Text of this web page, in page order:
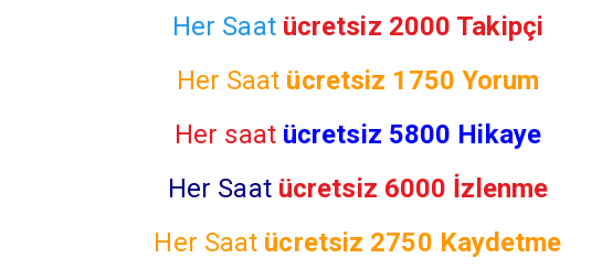
Her Saat ücretsiz 2000 Takipçi
Her Saat ücretsiz 1750 Yorum
Her saat ücretsiz 5800 Hikaye
Her Saat ücretsiz 6000 İzlenme
Her Saat ücretsiz 2750 Kaydetme